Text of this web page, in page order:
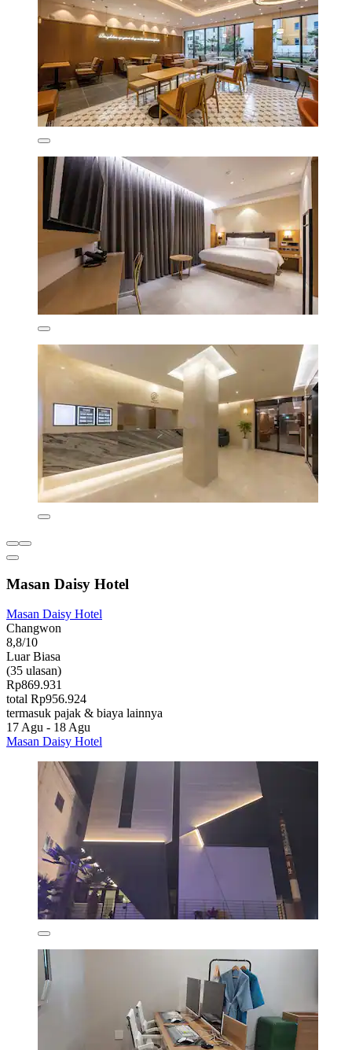
Masan Daisy Hotel
Masan Daisy Hotel
Changwon
8,8/10
Luar Biasa
(35 ulasan)
Rp869.931
total Rp956.924
termasuk pajak & biaya lainnya
17 Agu - 18 Agu
Masan Daisy Hotel